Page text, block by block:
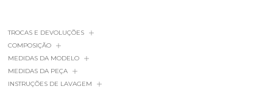
TROCAS E DEVOLUÇÕES
COMPOSIÇÃO
MEDIDAS DA PEÇA
INSTRUÇÕES DE LAVAGEM
MEDIDAS DA MODELO